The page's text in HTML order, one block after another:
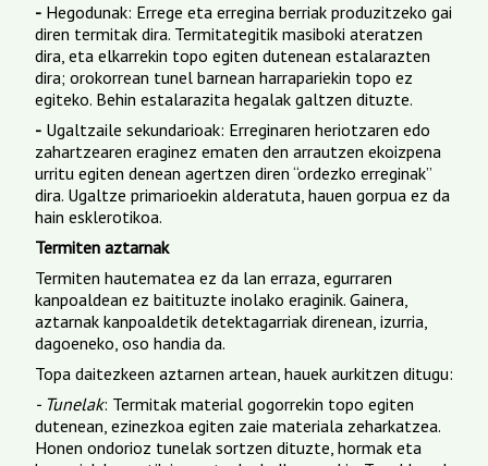
- Hegodunak: Errege eta erregina berriak produzitzeko gai
diren termitak dira. Termitategitik masiboki ateratzen
dira, eta elkarrekin topo egiten dutenean estalarazten
dira; orokorrean tunel barnean harrapariekin topo ez
egiteko. Behin estalarazita hegalak galtzen dituzte.
- Ugaltzaile sekundarioak: Erreginaren heriotzaren edo
zahartzearen eraginez ematen den arrautzen ekoizpena
urritu egiten denean agertzen diren “ordezko erreginak”
dira. Ugaltze primarioekin alderatuta, hauen gorpua ez da
hain esklerotikoa.
Termiten aztarnak
Termiten hautematea ez da lan erraza, egurraren
kanpoaldean ez baitituzte inolako eraginik. Gainera,
aztarnak kanpoaldetik detektagarriak direnean, izurria,
dagoeneko, oso handia da.
Topa daitezkeen aztarnen artean, hauek aurkitzen ditugu:
- Tunelak: Termitak material gogorrekin topo egiten
dutenean, ezinezkoa egiten zaie materiala zeharkatzea.
Honen ondorioz tunelak sortzen dituzte, hormak eta